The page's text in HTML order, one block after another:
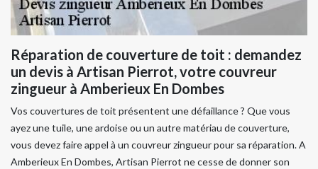
Réparation de couverture de toit : demandez
un devis à Artisan Pierrot, votre couvreur
zingueur à Amberieux En Dombes
Vos couvertures de toit présentent une défaillance ? Que vous
ayez une tuile, une ardoise ou un autre matériau de couverture,
vous devez faire appel à un couvreur zingueur pour sa réparation. A
Amberieux En Dombes, Artisan Pierrot ne cesse de donner son